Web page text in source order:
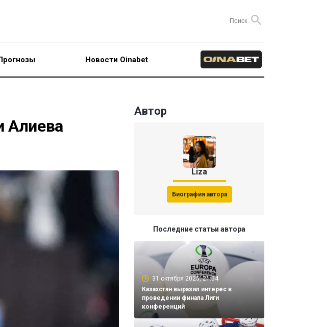
Новости Oinabet
Алиева
Автор
Liza
Биография автора
Последние статьи автора
31 октября 2025, 21:54
Казахстан выразил интерес в
проведении финала Лиги
конференций